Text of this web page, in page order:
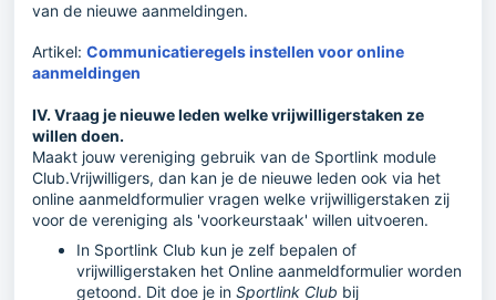
van de nieuwe aanmeldingen.
Artikel: Communicatieregels instellen voor online
aanmeldingen
IV. Vraag je nieuwe leden welke vrijwilligerstaken ze
willen doen.
Maakt jouw vereniging gebruik van de Sportlink module
Club.Vrijwilligers, dan kan je de nieuwe leden ook via het
online aanmeldformulier vragen welke vrijwilligerstaken zij
voor de vereniging als 'voorkeurstaak' willen uitvoeren.
In Sportlink Club kun je zelf bepalen of
vrijwilligerstaken het Online aanmeldformulier worden
getoond. Dit doe je in Sportlink Club bij